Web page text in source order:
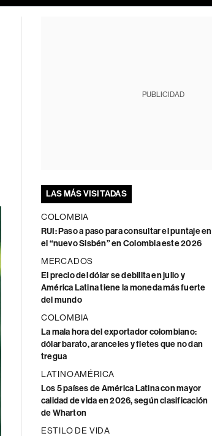
PUBLICIDAD
LAS MÁS VISITADAS
COLOMBIA
RUI: Paso a paso para consultar el puntaje en
el “nuevo Sisbén” en Colombia este 2026
MERCADOS
El precio del dólar se debilita en julio y
América Latina tiene la moneda más fuerte
del mundo
COLOMBIA
La mala hora del exportador colombiano:
dólar barato, aranceles y fletes que no dan
tregua
LATINOAMÉRICA
Los 5 países de América Latina con mayor
calidad de vida en 2026, según clasificación
de Wharton
ESTILO DE VIDA